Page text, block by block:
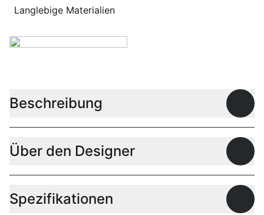
Langlebige Materialien
Beschreibung
Über den Designer
Spezifikationen